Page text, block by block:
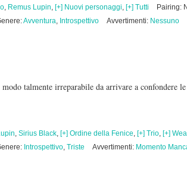
, Remus Lupin, [+] Nuovi personaggi, [+] Tutti
Pairing:
Avventura, Introspettivo Avvertimenti: Nessuno
talmente irreparabile da arrivare a confondere
, Sirius Black, [+] Ordine della Fenice, [+] Trio, [+]
Introspettivo, Triste Avvertimenti: Momento